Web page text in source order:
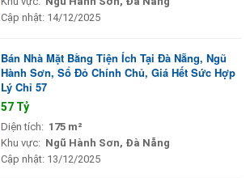
Cập nhật: 14/12/2025
Bán Nhà Mặt Bằng Tiện Ích Tại Đà Nẵng, Ngũ
Hành Sơn, Sổ Đỏ Chính Chủ, Giá Hết Sức Hợp
Lý Chỉ 57
57 Tỷ
Diện tích: 175 m²
Khu vực: Ngũ Hành Sơn, Đà Nẵng
Cập nhật: 13/12/2025